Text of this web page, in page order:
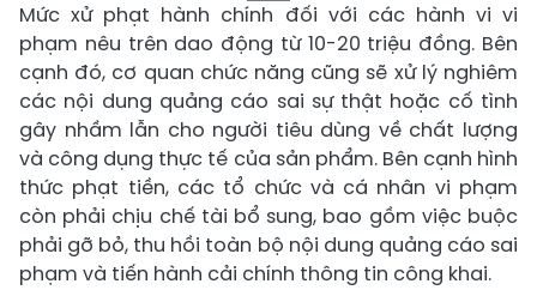
Mức xử phạt hành chính đối với các hành vi vi
phạm nêu trên dao động từ 10-20 triệu đồng. Bên
cạnh đó, cơ quan chức năng cũng sẽ xử lý nghiêm
các nội dung quảng cáo sai sự thật hoặc cố tình
gây nhầm lẫn cho người tiêu dùng về chất lượng
và công dụng thực tế của sản phẩm. Bên cạnh hình
thức phạt tiền, các tổ chức và cá nhân vi phạm
còn phải chịu chế tài bổ sung, bao gồm việc buộc
phải gỡ bỏ, thu hồi toàn bộ nội dung quảng cáo sai
phạm và tiến hành cải chính thông tin công khai.